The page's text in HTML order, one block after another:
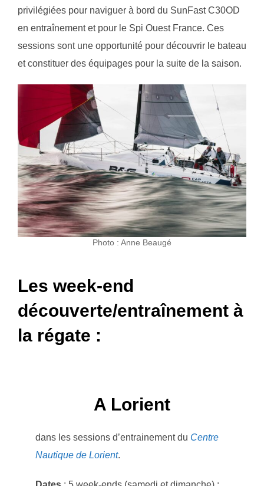
privilégiées pour naviguer à bord du SunFast C30OD
en entraînement et pour le Spi Ouest France. Ces
sessions sont une opportunité pour découvrir le bateau
et constituer des équipages pour la suite de la saison.
Photo : Anne Beaugé
Les week-end
découverte/entraînement à
la régate :
A Lorient
dans les sessions d’entrainement du Centre
Nautique de Lorient.